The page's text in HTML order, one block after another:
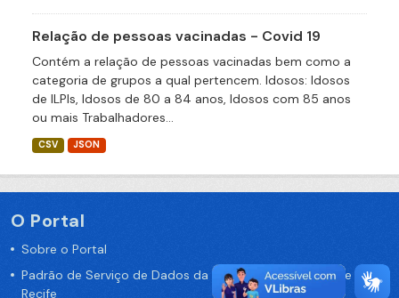
Relação de pessoas vacinadas - Covid 19
Contém a relação de pessoas vacinadas bem como a
categoria de grupos a qual pertencem. Idosos: Idosos
de ILPIs, Idosos de 80 a 84 anos, Idosos com 85 anos
ou mais Trabalhadores...
CSV JSON
O Portal
Sobre o Portal
Padrão de Serviço de Dados da Prefeitura da Cidade de
Recife